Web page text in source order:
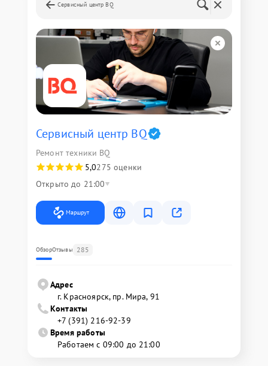
Сервисный центр BQ
Сервисный центр BQ
Ремонт техники BQ
5,0275 оценки
Открыто до 21:00
Маршрут
ОбзорОтзывы 285
Адрес
г. Красноярск, ​пр. Мира, 91
Контакты
+7 (391) 216-92-39
Время работы
Работаем с 09:00 до 21:00